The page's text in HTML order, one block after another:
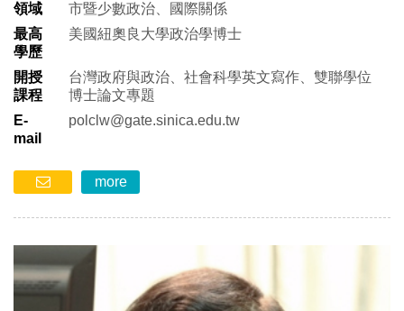
領域
市暨少數政治、國際關係
最高
學歷
美國紐奧良大學政治學博士
開授
課程
台灣政府與政治、社會科學英文寫作、雙聯學位
博士論文專題
E-
mail
polclw@gate.sinica.edu.tw
more